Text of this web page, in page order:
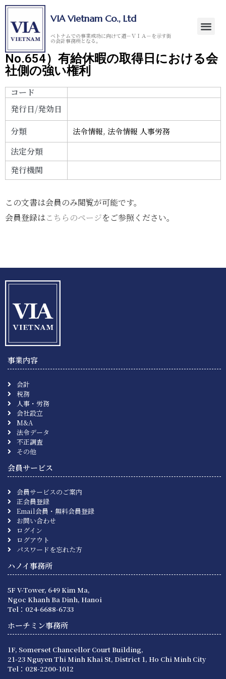
VIA Vietnam Co., Ltd
ベトナムでの事業成功に向けて道－ＶＩＡ－を示す街
の会計事務所となる。
No.654）有給休暇の取得日における会
社側の強い権利
コード
発行日/発効日
分類
法令情報,法令情報 人事労務
法定分類
発行機関
この文書は会員のみ閲覧が可能です。
会員登録はこちらのページをご参照ください。
事業内容
会計
税務
人事・労務
会社設立
M&A
法令データ
不正調査
その他
会員サービス
会員サービスのご案内
正会員登録
Email会員・無料会員登録
お問い合わせ
ログイン
ログアウト
パスワードを忘れた方
ハノイ事務所
5F V-Tower, 649 Kim Ma,
Ngoc Khanh Ba Dinh, Hanoi
Tel：024-6688-6733
ホーチミン事務所
1F, Somerset Chancellor Court Building,
21-23 Nguyen Thi Minh Khai St, District 1, Ho Chi Minh City
Tel：028-2200-1012